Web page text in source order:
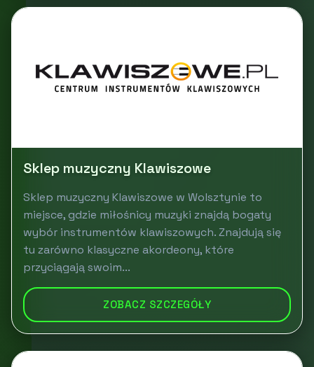
Sklep muzyczny Klawiszowe
Sklep muzyczny Klawiszowe w Wolsztynie to
miejsce, gdzie miłośnicy muzyki znajdą bogaty
wybór instrumentów klawiszowych. Znajdują się
tu zarówno klasyczne akordeony, które
przyciągają swoim...
ZOBACZ SZCZEGÓŁY